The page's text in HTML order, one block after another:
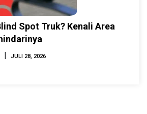
Spot Truk? Kenali Area
| JULI 28, 2026